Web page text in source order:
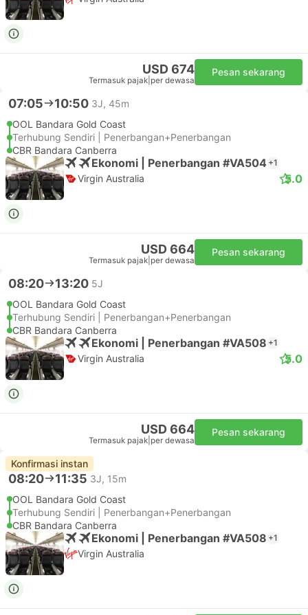
USD 674
Termasuk pajak per dewasa
Pesan sekarang
07:05 10:50 3J, 45m
OOL Bandara Gold Coast
Terhubung Sendiri | Penerbangan+Penerbangan
CBR Bandara Canberra
Ekonomi | Penerbangan #VA504 +1
Virgin Australia 5.0
USD 664
Termasuk pajak per dewasa
Pesan sekarang
08:20 13:20 5J
OOL Bandara Gold Coast
Terhubung Sendiri | Penerbangan+Penerbangan
CBR Bandara Canberra
Ekonomi | Penerbangan #VA508 +1
Virgin Australia 5.0
USD 664
Termasuk pajak per dewasa
Pesan sekarang
Konfirmasi instan
08:20 11:35 3J, 15m
OOL Bandara Gold Coast
Terhubung Sendiri | Penerbangan+Penerbangan
CBR Bandara Canberra
Ekonomi | Penerbangan #VA508 +1
Virgin Australia